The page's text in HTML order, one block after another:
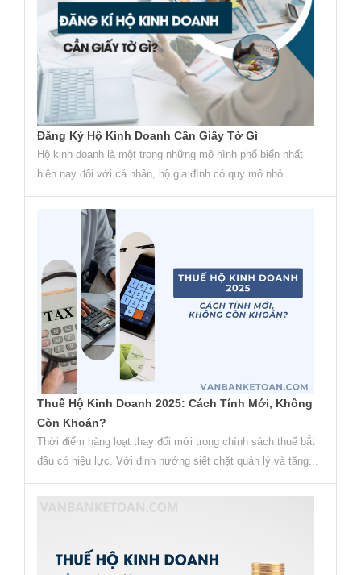
Đăng Ký Hộ Kinh Doanh Cần Giấy Tờ Gì
Hộ kinh doanh là một trong những mô hình phổ biến nhất
hiện nay đối với cá nhân, hộ gia đình có quy mô nhỏ...
Thuế Hộ Kinh Doanh 2025: Cách Tính Mới, Không
Còn Khoán?
Thời điểm hàng loạt thay đổi mới trong chính sách thuế bắt
đầu có hiệu lực. Với định hướng siết chặt quản lý và tăng...